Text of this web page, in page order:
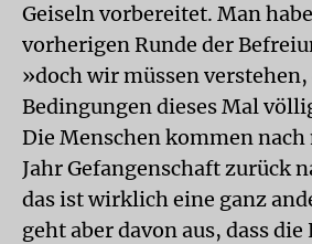
Geiseln vorbereitet. Man
vorherigen Runde der
»doch wir müssen verstehen,
Bedingungen dieses Mal
Die Menschen kommen
Jahr Gefangenschaft zurück
das ist wirklich eine ganz
geht aber davon aus, dass